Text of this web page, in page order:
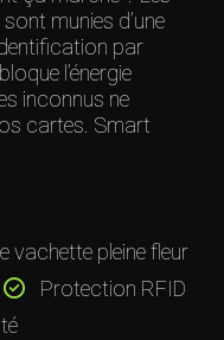
munies d’une
par
l’énergie
inconnus ne
cartes. Smart
vachette pleine fleur
Protection RFID